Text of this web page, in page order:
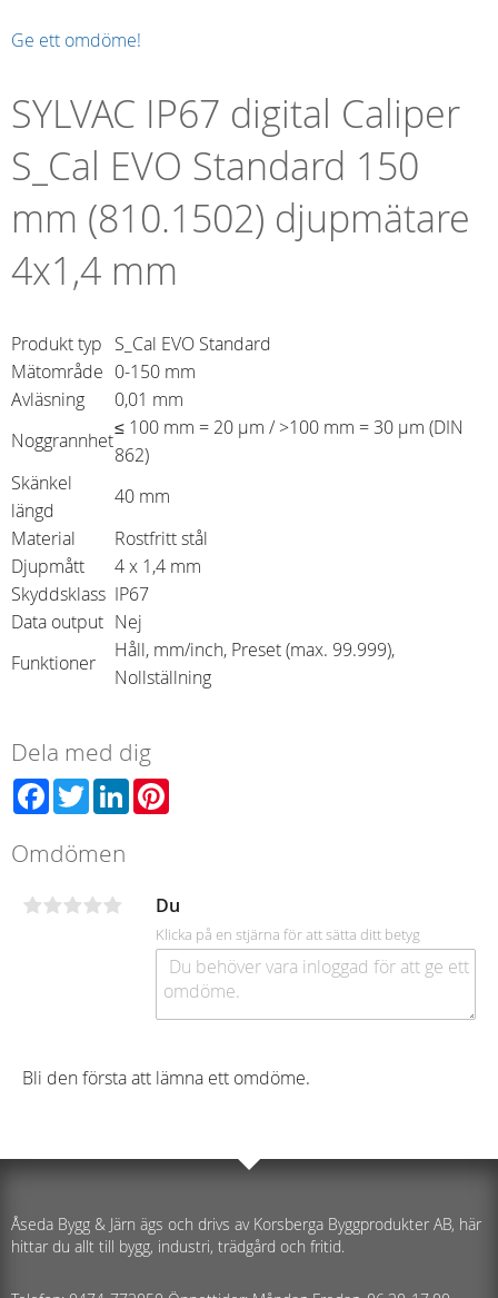
Ge ett omdöme!
SYLVAC IP67 digital Caliper
S_Cal EVO Standard 150
mm (810.1502) djupmätare
4x1,4 mm
Produkt typ S_Cal EVO Standard
Mätområde 0-150 mm
Avläsning
0,01 mm
Noggrannhet
≤ 100 mm = 20 µm / >100 mm = 30 µm (DIN
862)
Skänkel
längd
40 mm
Material
Rostfritt stål
Djupmått
4 x 1,4 mm
Skyddsklass IP67
Data output Nej
Funktioner
Håll, mm/inch, Preset (max. 99.999),
Nollställning
Dela med dig
Facebook
TwitterLinkedIn
Omdömen
Du
Klicka på en stjärna för att sätta ditt betyg
Bli den första att lämna ett omdöme.
Åseda Bygg & Järn ägs och drivs av Korsberga Byggprodukter AB, här
hittar du allt till bygg, industri, trädgård och fritid.